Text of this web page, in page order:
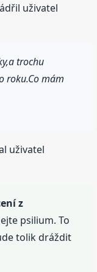
uživatel
trochu
roku.Co mám
uživatel
z
psilium. To
tolik dráždit